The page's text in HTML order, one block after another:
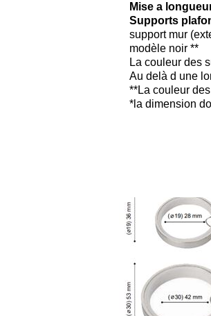
Mise a
Supports
support mur
modèle noir **
La couleur des
​Au delà d une
**La couleur
*la dimension